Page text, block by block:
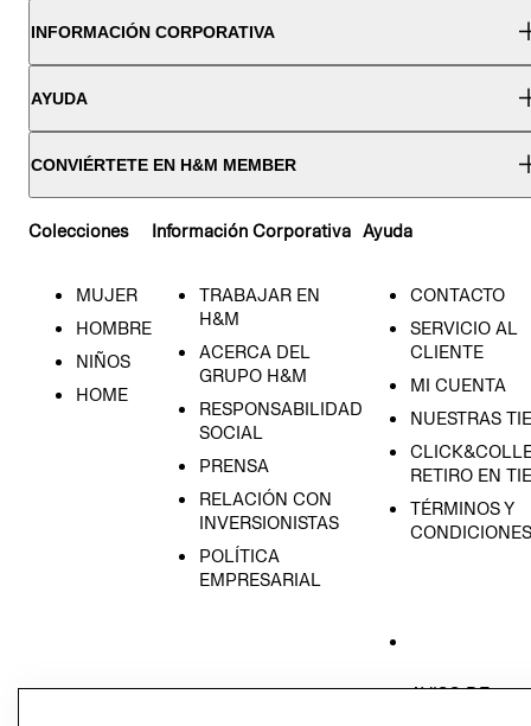
INFORMACIÓN CORPORATIVA
AYUDA
CONVIÉRTETE EN H&M MEMBER
Colecciones
MUJER
HOMBRE
NIÑOS
HOME
Información Corporativa
TRABAJAR EN
H&M
ACERCA DEL
GRUPO H&M
RESPONSABILIDAD
SOCIAL
PRENSA
RELACIÓN CON
INVERSIONISTAS
POLÍTICA
EMPRESARIAL
Ayuda
CONTACTO
SERVICIO AL
CLIENTE
MI CUENTA
NUESTRAS
RETIRO EN
TÉRMINOS Y
CONDICIONES
AVISO DE